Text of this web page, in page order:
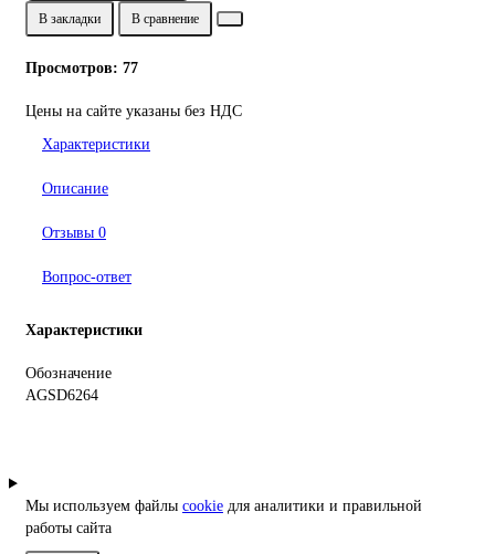
В закладки В сравнение
Просмотров: 77
Цены на сайте указаны без НДС
Характеристики
Описание
Отзывы 0
Вопрос-ответ
Характеристики
Обозначение
AGSD6264
Мы используем файлы cookie для аналитики и правильной
работы сайта